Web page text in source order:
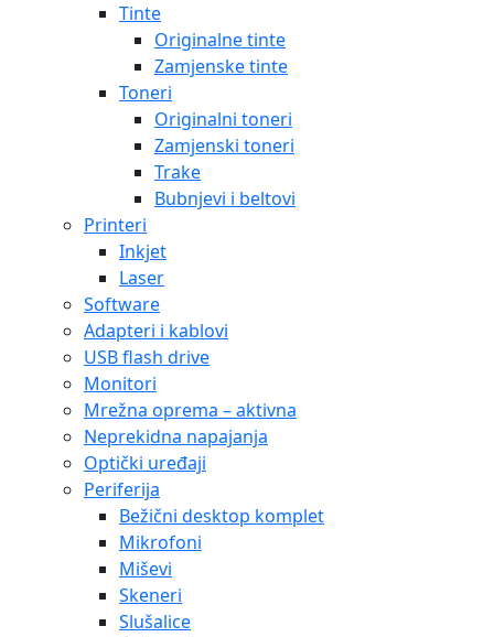
Tinte
Originalne tinte
Zamjenske tinte
Toneri
Originalni toneri
Zamjenski toneri
Trake
Bubnjevi i beltovi
Printeri
Inkjet
Laser
Software
Adapteri i kablovi
USB flash drive
Monitori
Mrežna oprema – aktivna
Neprekidna napajanja
Optički uređaji
Periferija
Bežični desktop komplet
Mikrofoni
Miševi
Skeneri
Slušalice